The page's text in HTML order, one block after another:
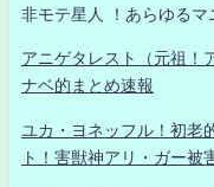
非モテ星人 ！あらゆるマ
アニゲタレスト（元祖
ナベ的まとめ速報
ユカ・ヨネッフル！初老
ト！害獣神アリ・ガー被